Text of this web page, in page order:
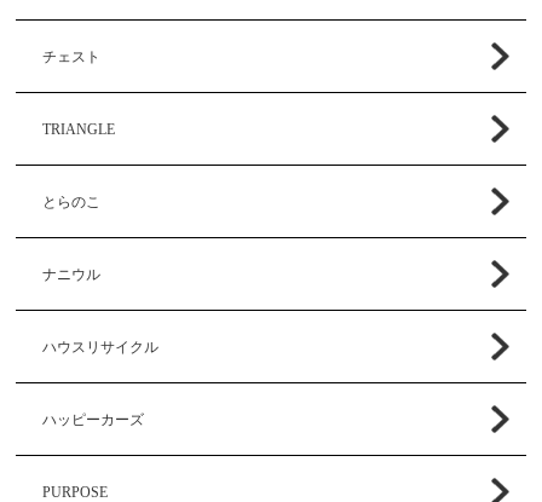
チェスト
TRIANGLE
とらのこ
ナニウル
ハウスリサイクル
ハッピーカーズ
PURPOSE